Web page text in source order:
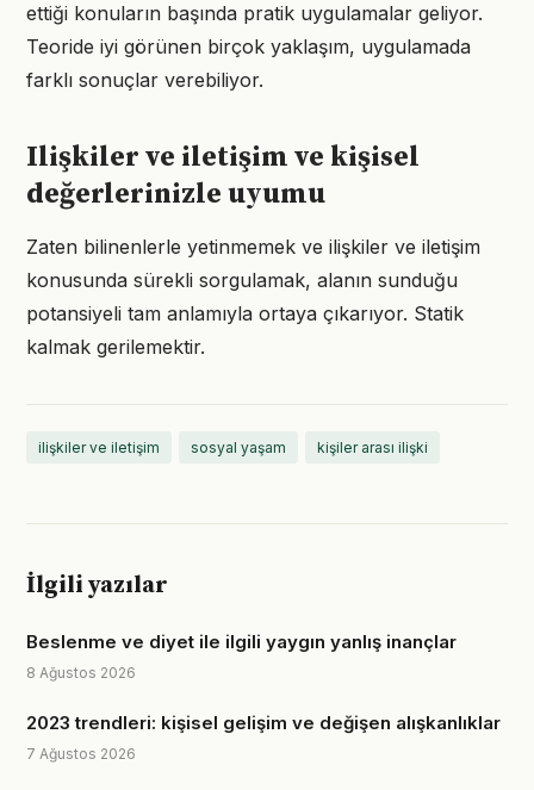
ettiği konuların başında pratik uygulamalar geliyor.
Teoride iyi görünen birçok yaklaşım, uygulamada
farklı sonuçlar verebiliyor.
Ilişkiler ve iletişim ve kişisel
değerlerinizle uyumu
Zaten bilinenlerle yetinmemek ve ilişkiler ve iletişim
konusunda sürekli sorgulamak, alanın sunduğu
potansiyeli tam anlamıyla ortaya çıkarıyor. Statik
kalmak gerilemektir.
ilişkiler ve iletişim sosyal yaşam kişiler arası ilişki
İlgili yazılar
Beslenme ve diyet ile ilgili yaygın yanlış inançlar
8 Ağustos 2026
2023 trendleri: kişisel gelişim ve değişen alışkanlıklar
7 Ağustos 2026